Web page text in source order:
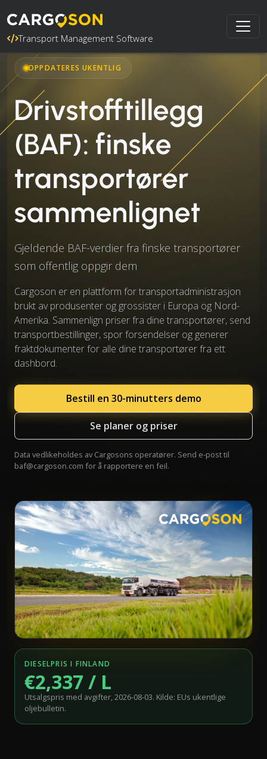
Transport Management Software
OPPDATERES UKENTLIG
Drivstofftillegg
(BAF): finske
transportører
sammenlignet
Gjeldende BAF-verdier fra finske transportører
som offentlig oppgir dem
Cargoson er en plattform for transportadministrasjon
brukt av produsenter og grossister i Europa og Nord-
Amerika. Sammenlign priser fra dine transportører, send
transportbestillinger, spor forsendelser og generer
fraktdokumenter for alle dine transportører fra ett
dashbord.
Bestill en 30-minutters demo
Se planer og priser
Data vedlikeholdes av Cargosons operatører. Send e-post til
baf@cargoson.com for å rapportere en feil.
DIESELPRIS I FINLAND
€2,337 / L
Utsalgspris med avgifter, 2026-08-03. Kilde: EUs ukentlige
oljebulletin.